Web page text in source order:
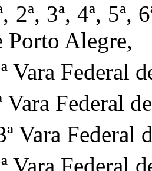
2ª, 3ª, 4ª, 5ª,
Porto Alegre,
Vara Federal
Vara Federal
Vara Federal
Vara Federal